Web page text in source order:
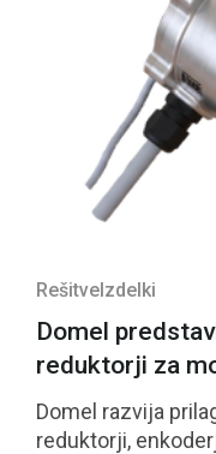
Rešitve Izdelki
Domel
reduktorji za
Domel razvija
reduktorji,